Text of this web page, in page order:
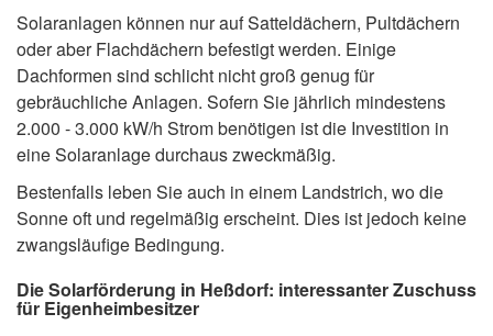
Solaranlagen können nur auf Satteldächern, Pultdächern
oder aber Flachdächern befestigt werden. Einige
Dachformen sind schlicht nicht groß genug für
gebräuchliche Anlagen. Sofern Sie jährlich mindestens
2.000 - 3.000 kW/h Strom benötigen ist die Investition in
eine Solaranlage durchaus zweckmäßig.
Bestenfalls leben Sie auch in einem Landstrich, wo die
Sonne oft und regelmäßig erscheint. Dies ist jedoch keine
zwangsläufige Bedingung.
Die Solarförderung in Heßdorf: interessanter Zuschuss
für Eigenheimbesitzer